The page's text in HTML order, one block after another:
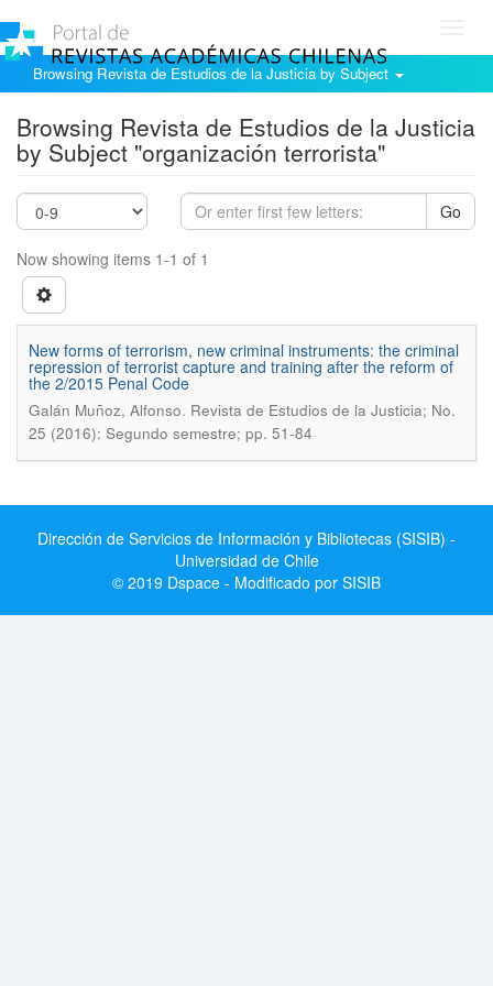
Browsing Revista de Estudios de la Justicia by Subject
Browsing Revista de Estudios de la Justicia
by Subject "organización terrorista"
Go
Now showing items 1-1 of 1
New forms of terrorism, new criminal instruments: the criminal
repression of terrorist capture and training after the reform of
the 2/2015 Penal Code
Galán Muñoz, Alfonso. Revista de Estudios de la Justicia; No.
25 (2016): Segundo semestre; pp. 51-84
Dirección de Servicios de Información y Bibliotecas (SISIB) -
Universidad de Chile
© 2019 Dspace - Modificado por SISIB